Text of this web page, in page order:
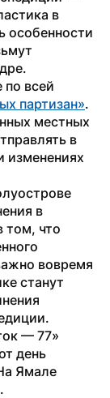
в
особенности
всей
партизан».
местных
в
изменениях
в
том, что
вовремя
станут
— 77»
день
Ямале